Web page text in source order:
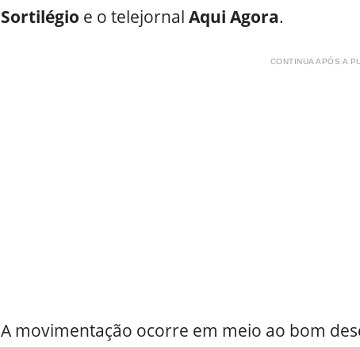
Sortilégio e o telejornal Aqui Agora.
CONTINUA APÓS A
A movimentação ocorre em meio ao bom